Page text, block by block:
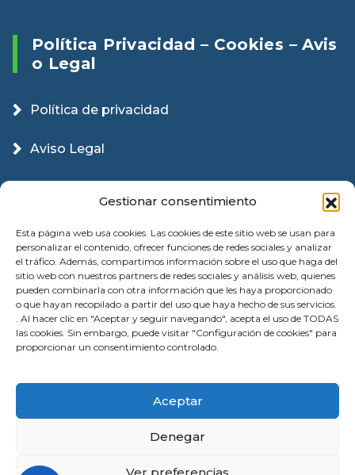
Gestionar consentimiento
Esta página web usa cookies. Las cookies de este sitio web se usan para
personalizar el contenido, ofrecer funciones de redes sociales y analizar
el tráfico. Además, compartimos información sobre el uso que haga del
sitio web con nuestros partners de redes sociales y análisis web, quienes
pueden combinarla con otra información que les haya proporcionado
o que hayan recopilado a partir del uso que haya hecho de sus servicios.
. Al hacer clic en "Aceptar y seguir navegando", acepta el uso de TODAS
las cookies. Sin embargo, puede visitar "Configuración de cookies" para
proporcionar un consentimiento controlado.
Aceptar
Denegar
Ver preferencias
Política Privacidad – Cookies – Avis
O Legal
Política de privacidad
Aviso Legal
© 2026 Instalación Puertas Garaje Valencia |
Reparación | All Rights Reserved